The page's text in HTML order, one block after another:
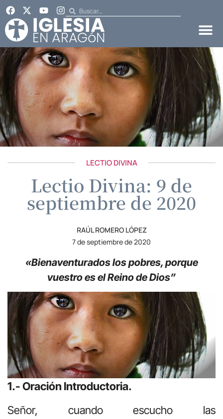
LECTIO DIVINA
Lectio Divina: 9 de
septiembre de 2020
RAÚL ROMERO LÓPEZ
7 de septiembre de 2020
«Bienaventurados los pobres, porque
vuestro es el Reino de Dios”
1.- Oración Introductoria.
Señor, cuando escucho las